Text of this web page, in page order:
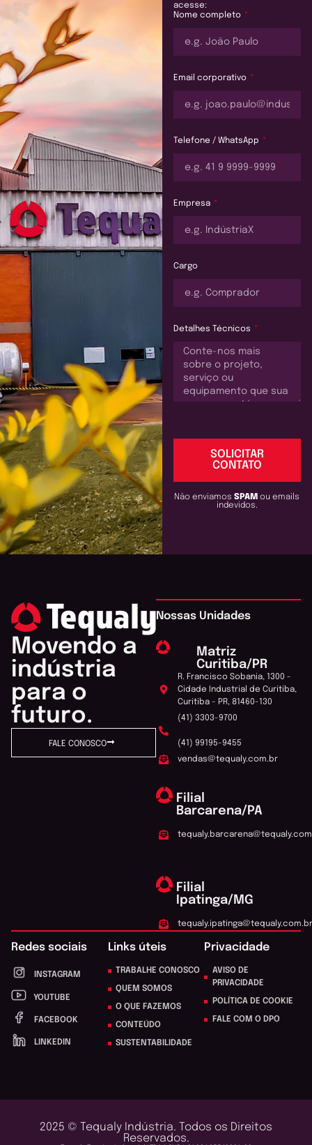
acesse:
Nome completo
Email corporativo
Telefone / WhatsApp
Empresa
Cargo
Detalhes Técnicos
SOLICITAR
CONTATO
Não enviamosSPAMou emails
indevidos.
Movendo a
indústria
para o
futuro.
FALE CONOSCO
Nossas Unidades
Matriz
Curitiba/PR
R. Francisco Sobania, 1300 -
Cidade Industrial de Curitiba,
Curitiba - PR, 81460-130
(41) 3303-9700
(41) 99195-9455
vendas@tequaly.com.br
Filial
Barcarena/PA
Filial
Ipatinga/MG
tequaly.ipatinga@tequaly.com.br
Redes sociais
INSTAGRAM
YOUTUBE
FACEBOOK
LINKEDIN
Links úteis
TRABALHE CONOSCO
QUEM SOMOS
O QUE FAZEMOS
CONTEÚDO
SUSTENTABILIDADE
Privacidade
AVISO DE
PRIVACIDADE
POLÍTICA DE COOKIE
FALE COM O DPO
2025 © Tequaly Indústria. Todos os Direitos
Reservados.